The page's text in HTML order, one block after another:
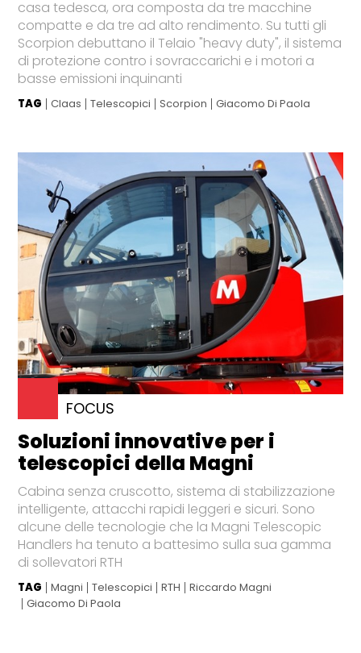
casa tedesca, ora composta da tre macchine
compatte e da tre ad alto rendimento. Su tutti gli
Scorpion debuttano il Telaio "heavy duty", il sistema
di protezione contro i sovraccarichi e i motori a
basse emissioni inquinanti
TAG Claas Telescopici Scorpion Giacomo Di Paola
FOCUS
Soluzioni innovative per i
telescopici della Magni
Cabina senza cruscotto, sistema di stabilizzazione
intelligente, attacchi rapidi leggeri e sicuri. Sono
alcune delle tecnologie che la Magni Telescopic
Handlers ha tenuto a battesimo sulla sua gamma
di sollevatori RTH
TAG Magni Telescopici RTH
Riccardo Magni
Giacomo Di Paola